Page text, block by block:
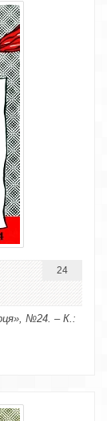
24
№24. – К.: